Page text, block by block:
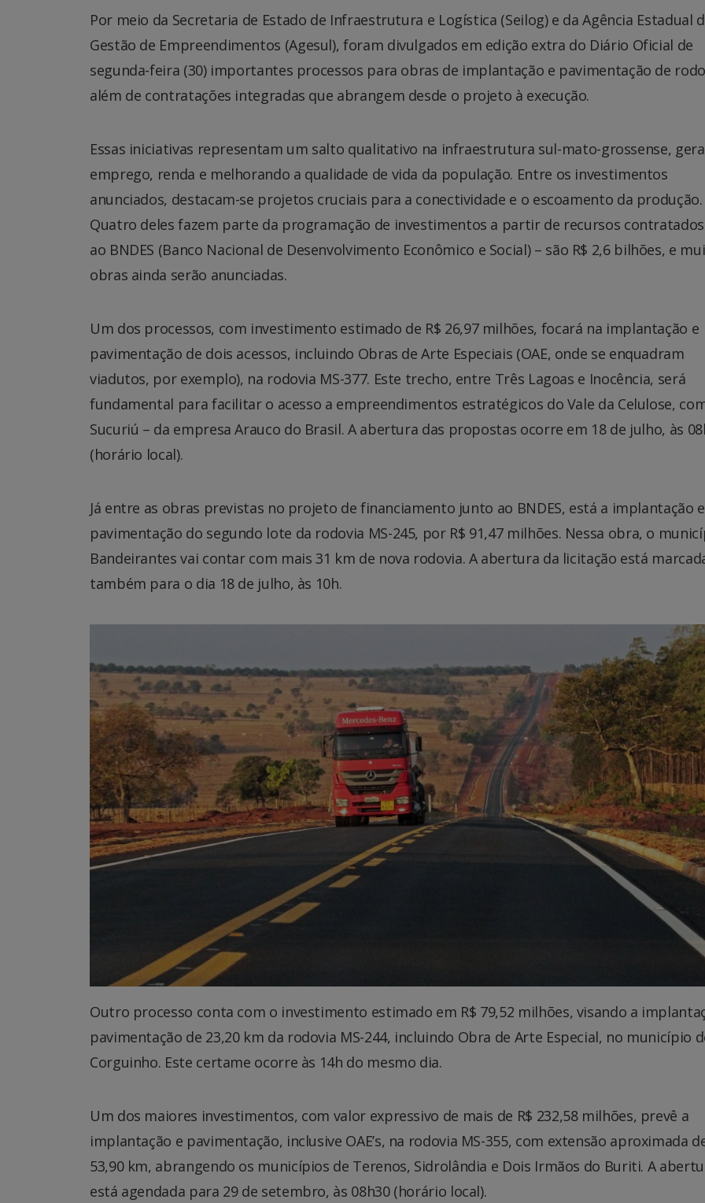
Por meio da Secretaria de Estado de Infraestrutura e Logística (Seilog) e da Agência Estadual
Gestão de Empreendimentos (Agesul), foram divulgados em edição extra do Diário Oficial de
segunda-feira (30) importantes processos para obras de implantação e pavimentação de
além de contratações integradas que abrangem desde o projeto à execução.
Essas iniciativas representam um salto qualitativo na infraestrutura sul-mato-grossense,
emprego, renda e melhorando a qualidade de vida da população. Entre os investimentos
anunciados, destacam-se projetos cruciais para a conectividade e o escoamento da produção.
Quatro deles fazem parte da programação de investimentos a partir de recursos
ao BNDES (Banco Nacional de Desenvolvimento Econômico e Social) – são R$ 2,6 bilhões, e
obras ainda serão anunciadas.
Um dos processos, com investimento estimado de R$ 26,97 milhões, focará na implantação e
pavimentação de dois acessos, incluindo Obras de Arte Especiais (OAE, onde se enquadram
viadutos, por exemplo), na rodovia MS-377. Este trecho, entre Três Lagoas e Inocência, será
fundamental para facilitar o acesso a empreendimentos estratégicos do Vale da Celulose,
Sucuriú – da empresa Arauco do Brasil. A abertura das propostas ocorre em 18 de julho, às
(horário local).
Já entre as obras previstas no projeto de financiamento junto ao BNDES, está a implantação e
pavimentação do segundo lote da rodovia MS-245, por R$ 91,47 milhões. Nessa obra, o
Bandeirantes vai contar com mais 31 km de nova rodovia. A abertura da licitação está
também para o dia 18 de julho, às 10h.
Outro processo conta com o investimento estimado em R$ 79,52 milhões, visando a
pavimentação de 23,20 km da rodovia MS-244, incluindo Obra de Arte Especial, no município
Corguinho. Este certame ocorre às 14h do mesmo dia.
Um dos maiores investimentos, com valor expressivo de mais de R$ 232,58 milhões, prevê a
implantação e pavimentação, inclusive OAE’s, na rodovia MS-355, com extensão aproximada
53,90 km, abrangendo os municípios de Terenos, Sidrolândia e Dois Irmãos do Buriti. A
está agendada para 29 de setembro, às 08h30 (horário local).